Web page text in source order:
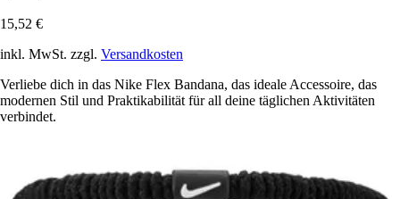
15,52 €
inkl. MwSt. zzgl. Versandkosten
Verliebe dich in das Nike Flex Bandana, das ideale Accessoire, das
modernen Stil und Praktikabilität für all deine täglichen Aktivitäten
verbindet.